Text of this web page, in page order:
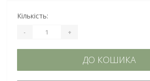
Кількість:
- +
ДО КОШИКА